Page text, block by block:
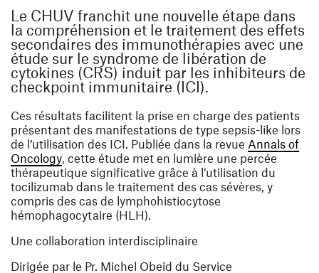
Le CHUV franchit une nouvelle étape dans
la compréhension et le traitement des effets
secondaires des immunothérapies avec une
étude sur le syndrome de libération de
cytokines (CRS) induit par les inhibiteurs de
checkpoint immunitaire (ICI).
Ces résultats facilitent la prise en charge des patients
présentant des manifestations de type sepsis-like lors
de l’utilisation des ICI. Publiée dans la revue Annals of
Oncology(ouvre une nouvelle fenêtre)
, cette étude met en lumière une percée
thérapeutique significative grâce à l’utilisation du
tocilizumab dans le traitement des cas sévères, y
compris des cas de lymphohistiocytose
hémophagocytaire (HLH).
Une collaboration interdisciplinaire
Dirigée par le Pr. Michel Obeid du Service